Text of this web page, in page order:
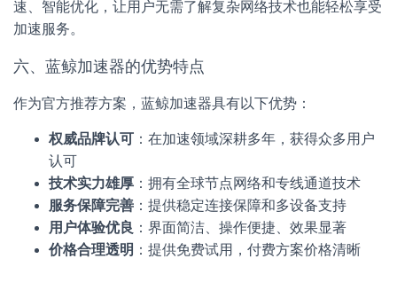
速、智能优化，让用户无需了解复杂网络技术也能轻松享受
加速服务。
六、蓝鲸加速器的优势特点
作为官方推荐方案，蓝鲸加速器具有以下优势：
权威品牌认可 ：在加速领域深耕多年，获得众多用户
认可
技术实力雄厚 ：拥有全球节点网络和专线通道技术
服务保障完善 ：提供稳定连接保障和多设备支持
用户体验优良 ：界面简洁、操作便捷、效果显著
价格合理透明 ：提供免费试用，付费方案价格清晰